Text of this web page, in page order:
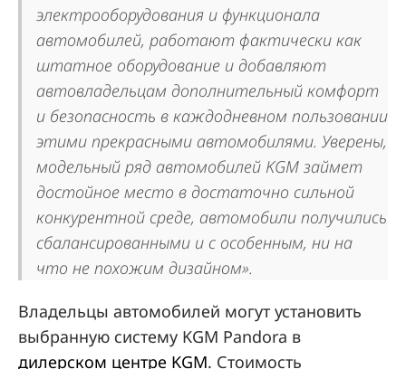
электрооборудования и функционала
автомобилей, работают фактически как
штатное оборудование и добавляют
автовладельцам дополнительный комфорт
и безопасность в каждодневном пользовании
этими прекрасными автомобилями. Уверены,
модельный ряд автомобилей KGM займет
достойное место в достаточно сильной
конкурентной среде, автомобили получились
сбалансированными и с особенным, ни на
что не похожим дизайном».
Владельцы автомобилей могут установить
выбранную систему KGM Pandora в
дилерском центре KGM. Стоимость